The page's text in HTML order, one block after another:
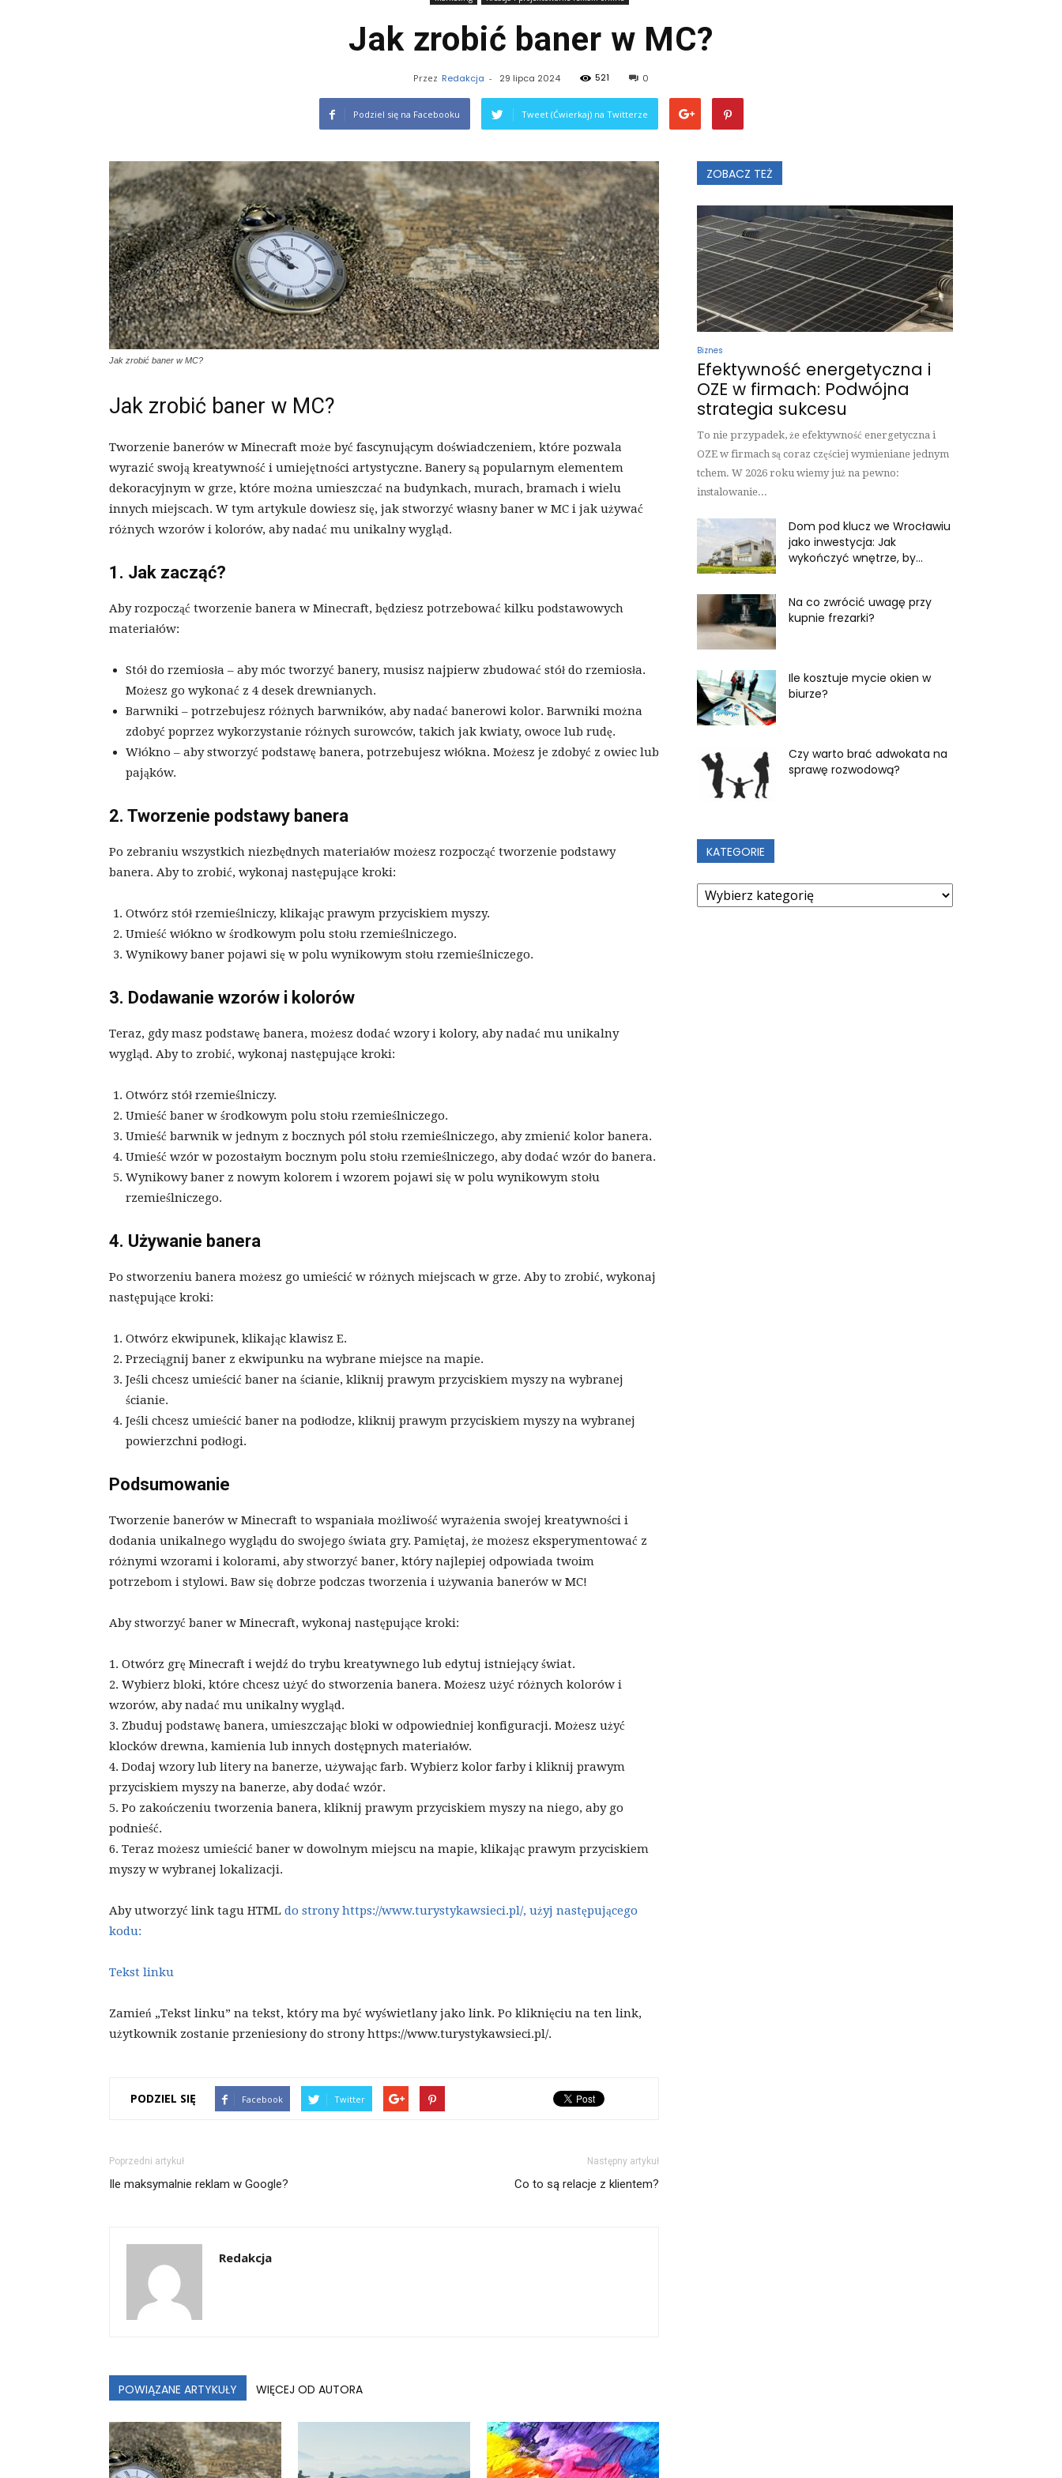
Jak zrobić baner w MC?
Przez Redakcja - 29 lipca 2024 521 0
Podziel się na Facebooku Tweet (Ćwierkaj) na Twitterze
Jak zrobić baner w MC?
Jak zrobić baner w MC?
Tworzenie banerów w Minecraft może być fascynującym doświadczeniem, które pozwala
wyrazić swoją kreatywność i umiejętności artystyczne. Banery są popularnym elementem
dekoracyjnym w grze, które można umieszczać na budynkach, murach, bramach i wielu
innych miejscach. W tym artykule dowiesz się, jak stworzyć własny baner w MC i jak używać
różnych wzorów i kolorów, aby nadać mu unikalny wygląd.
1. Jak zacząć?
Aby rozpocząć tworzenie banera w Minecraft, będziesz potrzebować kilku podstawowych
materiałów:
Stół do rzemiosła – aby móc tworzyć banery, musisz najpierw zbudować stół do rzemiosła.
Możesz go wykonać z 4 desek drewnianych.
Barwniki – potrzebujesz różnych barwników, aby nadać banerowi kolor. Barwniki można
zdobyć poprzez wykorzystanie różnych surowców, takich jak kwiaty, owoce lub rudę.
Włókno – aby stworzyć podstawę banera, potrzebujesz włókna. Możesz je zdobyć z owiec lub
pająków.
2. Tworzenie podstawy banera
Po zebraniu wszystkich niezbędnych materiałów możesz rozpocząć tworzenie podstawy
banera. Aby to zrobić, wykonaj następujące kroki:
Otwórz stół rzemieślniczy, klikając prawym przyciskiem myszy.
Umieść włókno w środkowym polu stołu rzemieślniczego.
Wynikowy baner pojawi się w polu wynikowym stołu rzemieślniczego.
3. Dodawanie wzorów i kolorów
Teraz, gdy masz podstawę banera, możesz dodać wzory i kolory, aby nadać mu unikalny
wygląd. Aby to zrobić, wykonaj następujące kroki:
Otwórz stół rzemieślniczy.
Umieść baner w środkowym polu stołu rzemieślniczego.
Umieść barwnik w jednym z bocznych pól stołu rzemieślniczego, aby zmienić kolor banera.
Umieść wzór w pozostałym bocznym polu stołu rzemieślniczego, aby dodać wzór do banera.
Wynikowy baner z nowym kolorem i wzorem pojawi się w polu wynikowym stołu
rzemieślniczego.
4. Używanie banera
Po stworzeniu banera możesz go umieścić w różnych miejscach w grze. Aby to zrobić, wykonaj
następujące kroki:
Otwórz ekwipunek, klikając klawisz E.
Przeciągnij baner z ekwipunku na wybrane miejsce na mapie.
Jeśli chcesz umieścić baner na ścianie, kliknij prawym przyciskiem myszy na wybranej
ścianie.
Jeśli chcesz umieścić baner na podłodze, kliknij prawym przyciskiem myszy na wybranej
powierzchni podłogi.
Podsumowanie
Tworzenie banerów w Minecraft to wspaniała możliwość wyrażenia swojej kreatywności i
dodania unikalnego wyglądu do swojego świata gry. Pamiętaj, że możesz eksperymentować z
różnymi wzorami i kolorami, aby stworzyć baner, który najlepiej odpowiada twoim
potrzebom i stylowi. Baw się dobrze podczas tworzenia i używania banerów w MC!
Aby stworzyć baner w Minecraft, wykonaj następujące kroki:
1. Otwórz grę Minecraft i wejdź do trybu kreatywnego lub edytuj istniejący świat.
2. Wybierz bloki, które chcesz użyć do stworzenia banera. Możesz użyć różnych kolorów i
wzorów, aby nadać mu unikalny wygląd.
3. Zbuduj podstawę banera, umieszczając bloki w odpowiedniej konfiguracji. Możesz użyć
klocków drewna, kamienia lub innych dostępnych materiałów.
4. Dodaj wzory lub litery na banerze, używając farb. Wybierz kolor farby i kliknij prawym
przyciskiem myszy na banerze, aby dodać wzór.
5. Po zakończeniu tworzenia banera, kliknij prawym przyciskiem myszy na niego, aby go
podnieść.
6. Teraz możesz umieścić baner w dowolnym miejscu na mapie, klikając prawym przyciskiem
myszy w wybranej lokalizacji.
Aby utworzyć link tagu HTML do strony https://www.turystykawsieci.pl/, użyj następującego
kodu:
Tekst linku
Zamień „Tekst linku” na tekst, który ma być wyświetlany jako link. Po kliknięciu na ten link,
użytkownik zostanie przeniesiony do strony https://www.turystykawsieci.pl/.
PODZIEL SIĘ Facebook Twitter
Poprzedni artykuł
Ile maksymalnie reklam w Google?
Następny artykuł
Co to są relacje z klientem?
Redakcja
POWIĄZANE ARTYKUŁY WIĘCEJ OD AUTORA
ZOBACZ TEŻ
Biznes
Efektywność energetyczna i
OZE w firmach: Podwójna
strategia sukcesu
To nie przypadek, że efektywność energetyczna i
OZE w firmach są coraz częściej wymieniane jednym
tchem. W 2026 roku wiemy już na pewno:
instalowanie...
Dom pod klucz we Wrocławiu
jako inwestycja: Jak
wykończyć wnętrze, by...
Na co zwrócić uwagę przy
kupnie frezarki?
Ile kosztuje mycie okien w
biurze?
Czy warto brać adwokata na
sprawę rozwodową?
KATEGORIE
Kategorie